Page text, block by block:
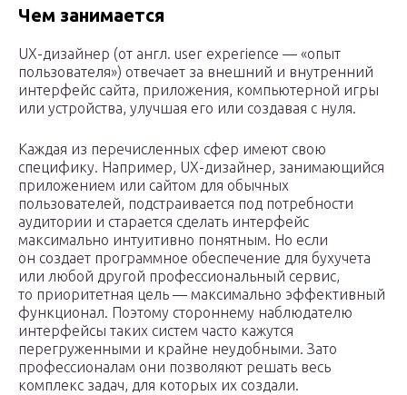
Чем занимается
UX-дизайнер (от англ. user experience — «опыт
пользователя») отвечает за внешний и внутренний
интерфейс сайта, приложения, компьютерной игры
или устройства, улучшая его или создавая с нуля.
Каждая из перечисленных сфер имеют свою
специфику. Например, UX-дизайнер, занимающийся
приложением или сайтом для обычных
пользователей, подстраивается под потребности
аудитории и старается сделать интерфейс
максимально интуитивно понятным. Но если
он создает программное обеспечение для бухучета
или любой другой профессиональный сервис,
то приоритетная цель — максимально эффективный
функционал. Поэтому стороннему наблюдателю
интерфейсы таких систем часто кажутся
перегруженными и крайне неудобными. Зато
профессионалам они позволяют решать весь
комплекс задач, для которых их создали.